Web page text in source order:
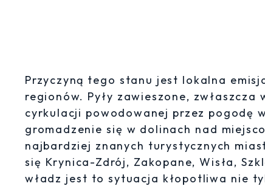
Przyczyną tego stanu jest lokalna
regionów. Pyły zawieszone,
cyrkulacji powodowanej przez pogodę
gromadzenie się w dolinach nad
najbardziej znanych turystycznych
się Krynica-Zdrój, Zakopane, Wisła,
władz jest to sytuacja kłopotliwa nie